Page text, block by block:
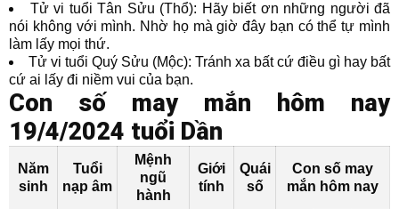
Tử vi tuổi Tân Sửu (Thổ): Hãy biết ơn những người đã
nói không với mình. Nhờ họ mà giờ đây bạn có thể tự mình
làm lấy mọi thứ.
Tử vi tuổi Quý Sửu (Mộc): Tránh xa bất cứ điều gì hay bất
cứ ai lấy đi niềm vui của bạn.
Con số may mắn hôm nay
19/4/2024 tuổi Dần
Năm
sinh
Tuổi
nạp âm
Mệnh
ngũ
hành
Giới
tính
Quái
số
Con số may
mắn hôm nay